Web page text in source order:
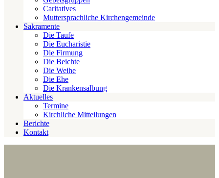
Caritatives
Muttersprachliche Kirchengemeinde
Sakramente
Die Taufe
Die Eucharistie
Die Firmung
Die Beichte
Die Weihe
Die Ehe
Die Krankensalbung
Aktuelles
Termine
Kirchliche Mitteilungen
Berichte
Kontakt